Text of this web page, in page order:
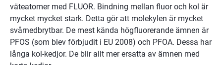
väteatomer med FLUOR. Bindning mellan fluor och kol är
mycket mycket stark. Detta gör att molekylen är mycket
svårnedbrytbar. De mest kända högfluorerande ämnen är
PFOS (som blev förbjudit i EU 2008) och PFOA. Dessa har
långa kol-kedjor. De blir allt mer ersatta av ämnen med